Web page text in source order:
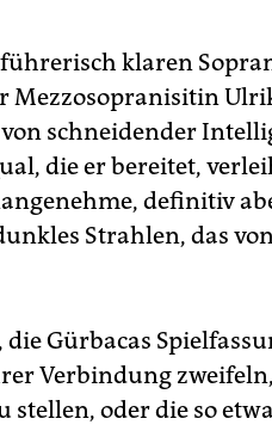
klaren
Mezzosopranisitin
schneidender
die er bereitet,
definitiv
Strahlen, das
Gürbacas
Verbindung
stellen, oder die so